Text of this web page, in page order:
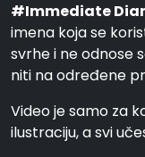
#Immediate
imena koja se
svrhe i ne odnose
niti na određene
Video je samo za
ilustraciju, a svi